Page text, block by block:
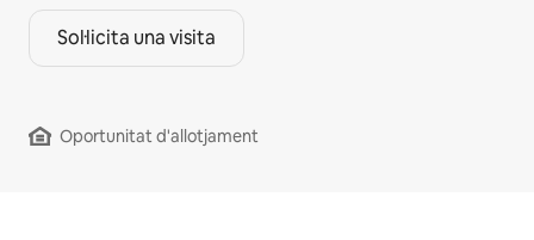
Sol·licita una visita
Oportunitat d'allotjament